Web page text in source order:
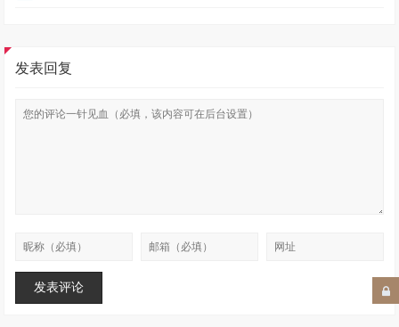
发表回复